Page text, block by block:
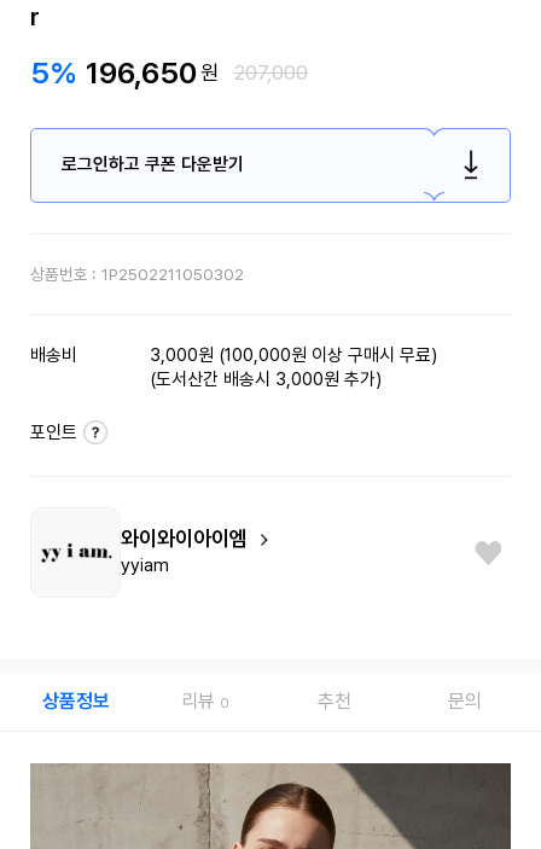
r
5% 196,650원 207,000
로그인하고 쿠폰 다운받기
상품번호 : 1P2502211050302
배송비
3,000원 (100,000원 이상 구매시 무료)
(도서산간 배송시 3,000원 추가)
포인트
와이와이아이엠
yyiam
상품정보 리뷰 0 추천 문의